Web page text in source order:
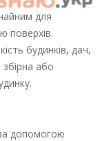
для
поверхів.
будинків, дач,
або
допомогою